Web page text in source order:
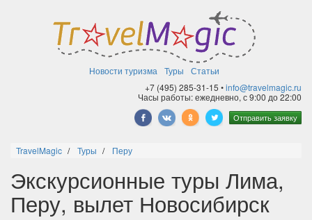
Новости туризма Туры
Статьи
+7 (495) 285-31-15 •info@travelmagic.ru
Часы работы: ежедневно, с 9:00 до 22:00
Отправить заявку
TravelMagic Туры Перу
Экскурсионные туры Лима,
Перу, вылет Новосибирск